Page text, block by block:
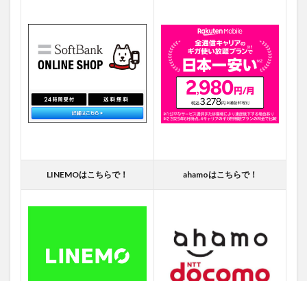
LINEMOはこちらで！ ahamoはこちらで！